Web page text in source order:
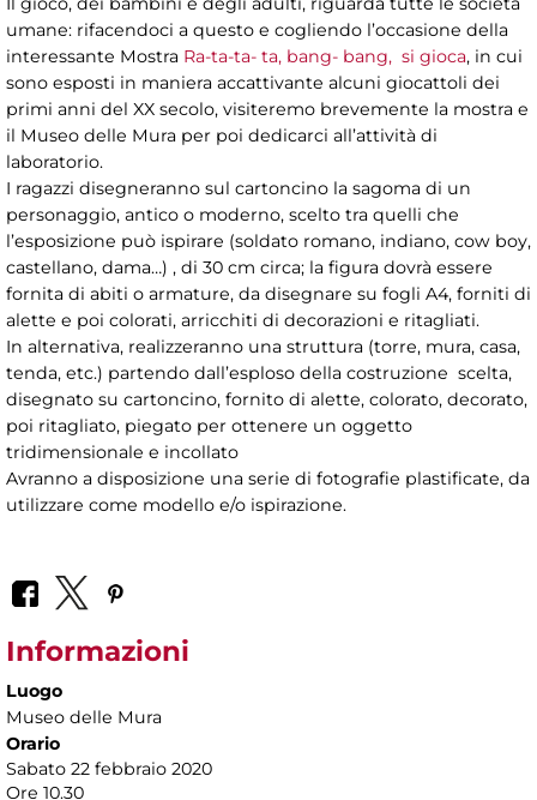
umane: rifacendoci a questo e cogliendo l’occasione della
interessante Mostra Ra-ta-ta- ta, bang- bang, si gioca, in cui
sono esposti in maniera accattivante alcuni giocattoli dei
primi anni del XX secolo, visiteremo brevemente la mostra e
il Museo delle Mura per poi dedicarci all’attività di
laboratorio.
I ragazzi disegneranno sul cartoncino la sagoma di un
personaggio, antico o moderno, scelto tra quelli che
l’esposizione può ispirare (soldato romano, indiano, cow boy,
castellano, dama…) , di 30 cm circa; la figura dovrà essere
fornita di abiti o armature, da disegnare su fogli A4, forniti di
alette e poi colorati, arricchiti di decorazioni e ritagliati.
In alternativa, realizzeranno una struttura (torre, mura, casa,
tenda, etc.) partendo dall’esploso della costruzione scelta,
disegnato su cartoncino, fornito di alette, colorato, decorato,
poi ritagliato, piegato per ottenere un oggetto
tridimensionale e incollato
Avranno a disposizione una serie di fotografie plastificate, da
utilizzare come modello e/o ispirazione.
Informazioni
Luogo
Museo delle Mura
Orario
Sabato 22 febbraio 2020
Ore 10.30